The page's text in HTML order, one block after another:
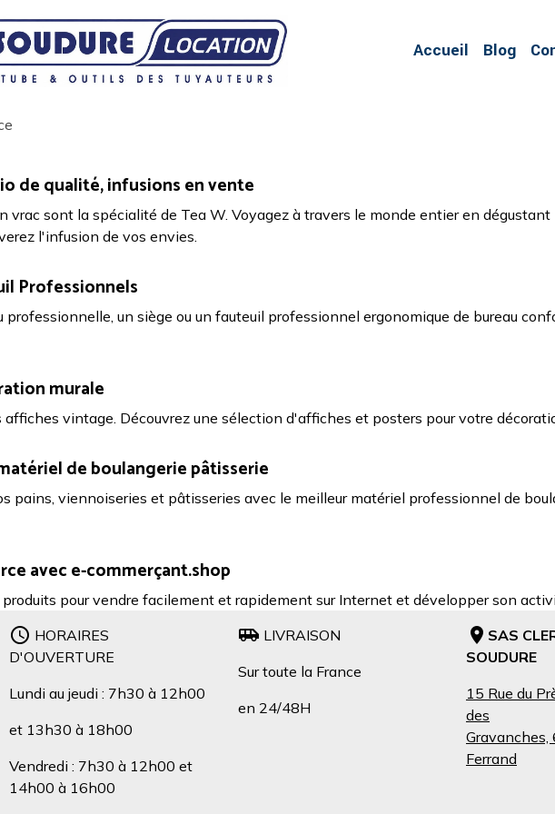
Accueil Blog
de qualité, infusions en vente
vrac sont la spécialité de Tea W. Voyagez à travers le monde entier en dégustant
l'infusion de vos envies.
Professionnels
professionnelle, un siège ou un fauteuil professionnel ergonomique de bureau
murale
affiches vintage. Découvrez une sélection d'affiches et posters pour votre
de boulangerie pâtisserie
pains, viennoiseries et pâtisseries avec le meilleur matériel professionnel de
avec e-commerçant.shop
produits pour vendre facilement et rapidement sur Internet et développer son
HORAIRES
D'OUVERTURE
Lundi au jeudi : 7h30 à 12h00
et 13h30 à 18h00
Vendredi : 7h30 à 12h00 et
14h00 à 16h00
LIVRAISON
Sur toute la France
en 24/48H
SAS
SOUDURE
15 Rue du
des
Ferrand